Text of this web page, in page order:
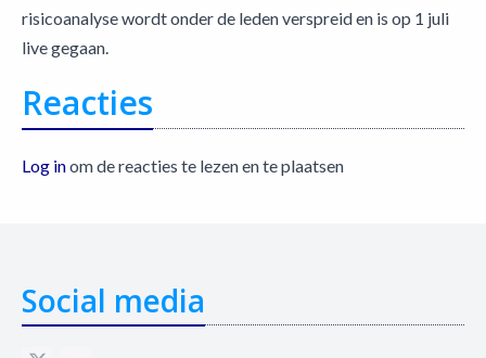
risicoanalyse wordt onder de leden verspreid en is op 1 juli
live gegaan.
Reacties
Log inom de reacties te lezen en te plaatsen
Social media